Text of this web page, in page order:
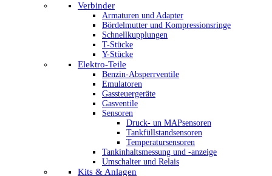
Verbinder
Armaturen und Adapter
Bördelmutter und Kompressionsringe
Schnellkupplungen
T-Stücke
Y-Stücke
Elektro-Teile
Benzin-Absperrventile
Emulatoren
Gassteuergeräte
Gasventile
Sensoren
Druck- un MAPsensoren
Tankfüllstandsensoren
Temperatursensoren
Tankinhaltsmessung und -anzeige
Umschalter und Relais
Kits & Anlagen